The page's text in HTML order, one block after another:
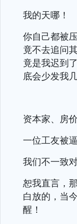
我的天哪！
你自己都被
竟不去追问
竟是我迟到
底会少发我
资本家、房
一位工友被
我们不一致
恕我直言，
白放的，当
醒！